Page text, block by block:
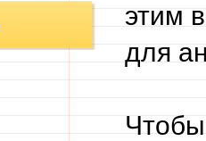
этим
для
Чтобы